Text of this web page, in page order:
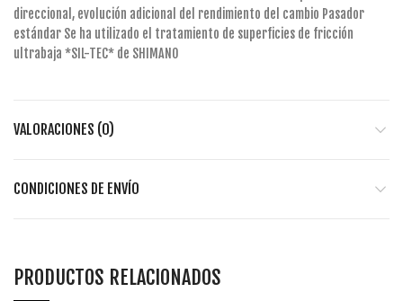
direccional, evolución adicional del rendimiento del cambio Pasador
estándar Se ha utilizado el tratamiento de superficies de fricción
ultrabaja *SIL-TEC* de SHIMANO
VALORACIONES (0)
CONDICIONES DE ENVÍO
PRODUCTOS RELACIONADOS